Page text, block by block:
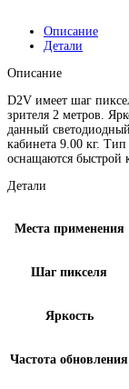
Описание
Детали
Описание
D2V имеет шаг
зрителя 2 метров.
данный
кабинета 9.00 кг.
оснащаются быстрой
Детали
Места применения
Шаг пикселя
Яркость
Частота обновления